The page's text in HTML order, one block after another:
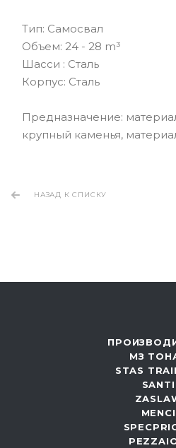
Тип: Самосвал
Объем: 24 - 28 m³
Шасси : Сталь
Корпус: Сталь
Предназначение:
крупный каменья,
НАЗАД К СПИСКУ
МЗ
STAS
SANTI
MENCI